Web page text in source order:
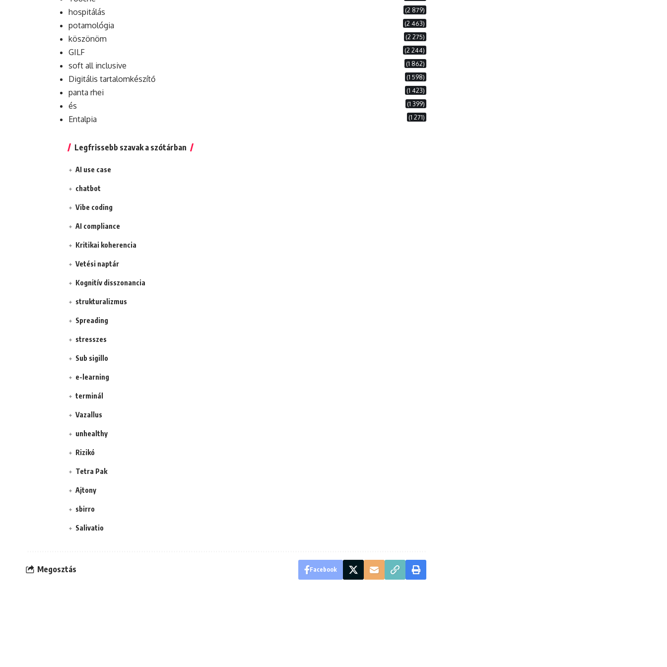
hospitálás (2 879)
potamológia (2 463)
köszönöm (2 275)
GILF (2 244)
soft all inclusive (1 862)
Digitális tartalomkészítő (1 598)
panta rhei (1 423)
és (1 399)
Entalpia (1 271)
Legfrissebb szavak a szótárban
AI use case
chatbot
Vibe coding
AI compliance
Kritikai koherencia
Vetési naptár
Kognitív disszonancia
strukturalizmus
Spreading
stresszes
Sub sigillo
e-learning
terminál
Vazallus
unhealthy
Rizikó
Tetra Pak
Ajtony
sbirro
Salivatio
Megosztás Facebook